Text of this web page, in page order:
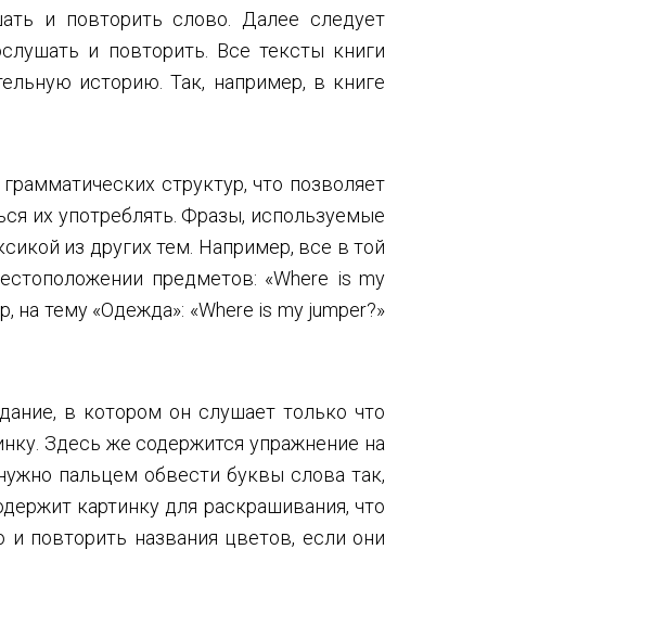
и повторить слово. Далее следует
и повторить. Все тексты книги
историю. Так, например, в книге
структур, что позволяет
их употреблять. Фразы, используемые
из других тем. Например, все в той
предметов: «Where is my
на тему «Одежда»: «Where is my jumper?»
в котором он слушает только что
Здесь же содержится упражнение на
пальцем обвести буквы слова так,
картинку для раскрашивания, что
повторить названия цветов, если они